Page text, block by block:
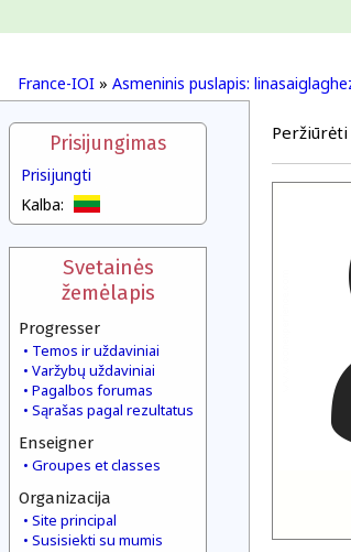
France-IOI » Asmeninis puslapis:
Prisijungimas
Prisijungti
Kalba:
Svetainės
žemėlapis
Progresser
Temos ir uždaviniai
Varžybų uždaviniai
Pagalbos forumas
Sąrašas pagal rezultatus
Enseigner
Groupes et classes
Organizacija
Site principal
Susisiekti su mumis